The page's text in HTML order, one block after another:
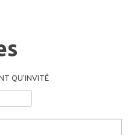
QU'INVITÉ